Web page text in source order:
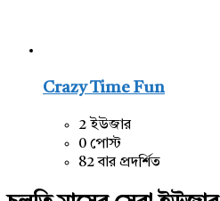
Crazy Time Fun
2 ইউজার
0 পোস্ট
82 বার প্রদর্শিত